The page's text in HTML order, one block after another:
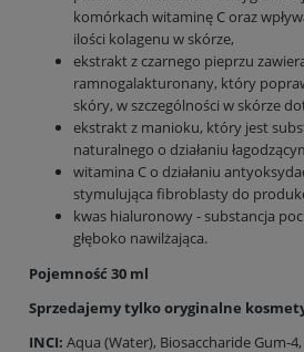
komórkach witaminę C oraz
ilości kolagenu w skórze,
ekstrakt z czarnego pieprzu
ramnogalakturonany, który
skóry, w szczególności w skórze
ekstrakt z manioku, który jest
naturalnego o działaniu
witamina C o działaniu
stymulująca fibroblasty do
kwas hialuronowy - substancja
głęboko nawilżająca.
Pojemność 30 ml
Sprzedajemy tylko oryginalne
INCI: Aqua (Water), Biosaccharide Gum-